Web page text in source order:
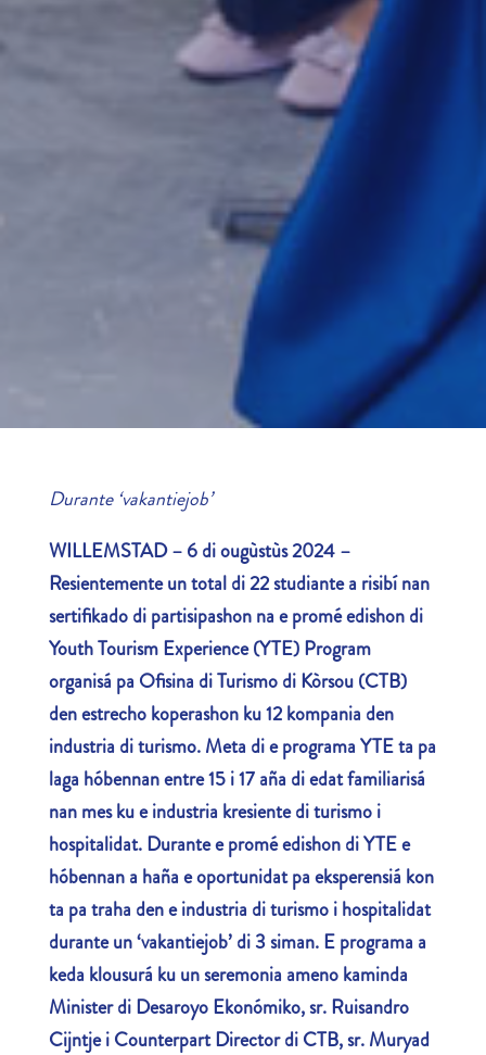
Durante ‘vakantiejob’
WILLEMSTAD – 6 di ougùstùs 2024 –
Resientemente un total di 22 studiante a risibí nan
sertifikado di partisipashon na e promé edishon di
Youth Tourism Experience (YTE) Program
organisá pa Ofisina di Turismo di Kòrsou (CTB)
den estrecho koperashon ku 12 kompania den
industria di turismo. Meta di e programa YTE ta pa
laga hóbennan entre 15 i 17 aña di edat familiarisá
nan mes ku e industria kresiente di turismo i
hospitalidat. Durante e promé edishon di YTE e
hóbennan a haña e oportunidat pa eksperensiá kon
ta pa traha den e industria di turismo i hospitalidat
durante un ‘vakantiejob’ di 3 siman. E programa a
keda klousurá ku un seremonia ameno kaminda
Minister di Desaroyo Ekonómiko, sr. Ruisandro
Cijntje i Counterpart Director di CTB, sr. Muryad